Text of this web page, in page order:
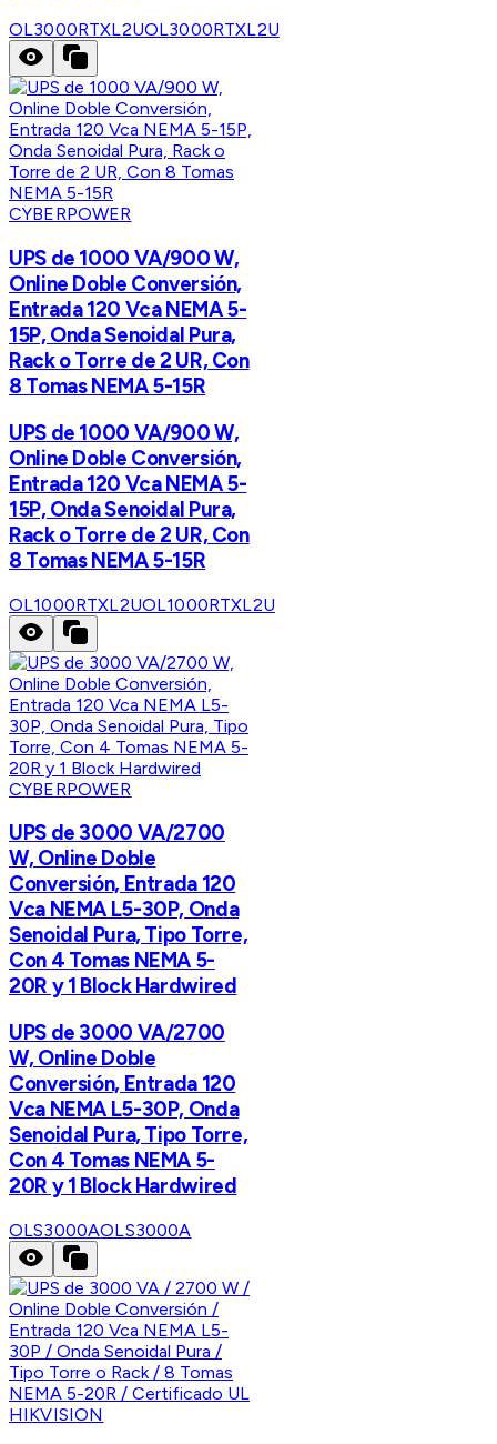
OL3000RTXL2UOL3000RTXL2U
CYBERPOWER
UPS de 1000 VA/900 W,
Online Doble Conversión,
Entrada 120 Vca NEMA 5-
15P, Onda Senoidal Pura,
Rack o Torre de 2 UR, Con
8 Tomas NEMA 5-15R
UPS de 1000 VA/900 W,
Online Doble Conversión,
Entrada 120 Vca NEMA 5-
15P, Onda Senoidal Pura,
Rack o Torre de 2 UR, Con
8 Tomas NEMA 5-15R
OL1000RTXL2UOL1000RTXL2U
CYBERPOWER
UPS de 3000 VA/2700
W, Online Doble
Conversión, Entrada 120
Vca NEMA L5-30P, Onda
Senoidal Pura, Tipo Torre,
Con 4 Tomas NEMA 5-
20R y 1 Block Hardwired
UPS de 3000 VA/2700
W, Online Doble
Conversión, Entrada 120
Vca NEMA L5-30P, Onda
Senoidal Pura, Tipo Torre,
Con 4 Tomas NEMA 5-
20R y 1 Block Hardwired
OLS3000AOLS3000A
HIKVISION